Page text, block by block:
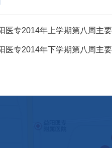
医专2014年上学期第八周主
医专2014年下学期第八周主